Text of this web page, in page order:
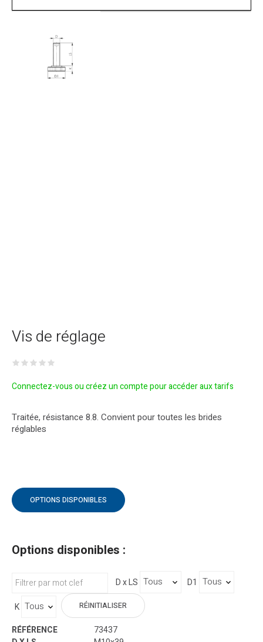
Vis de réglage
Connectez-vous ou créez un compte pour accéder aux tarifs
Traitée, résistance 8.8. Convient pour toutes les brides
réglables
OPTIONS DISPONIBLES
Options disponibles :
D x LS
D1
K
RÉINITIALISER
73437